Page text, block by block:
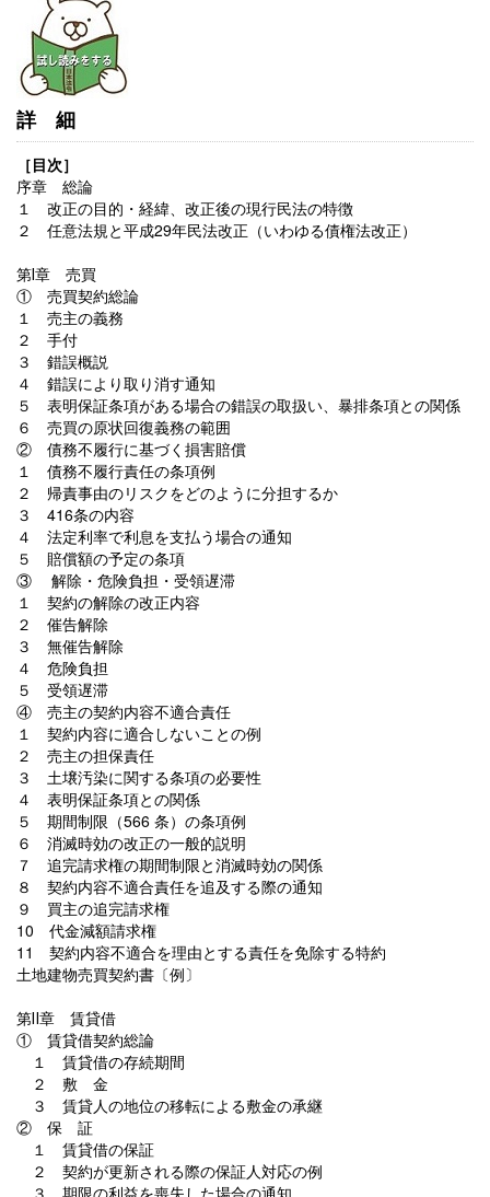
詳細
［目次］
序章 総論
１ 改正の目的・経緯、改正後の現行民法の特徴
２ 任意法規と平成29年民法改正（いわゆる債権法改正）
第Ⅰ章 売買
① 売買契約総論
１ 売主の義務
２ 手付
３ 錯誤概説
４ 錯誤により取り消す通知
５ 表明保証条項がある場合の錯誤の取扱い、暴排条項との関係
６ 売買の原状回復義務の範囲
② 債務不履行に基づく損害賠償
１ 債務不履行責任の条項例
２ 帰責事由のリスクをどのように分担するか
３ 416条の内容
４ 法定利率で利息を支払う場合の通知
５ 賠償額の予定の条項
③ 解除・危険負担・受領遅滞
１ 契約の解除の改正内容
２ 催告解除
３ 無催告解除
４ 危険負担
５ 受領遅滞
④ 売主の契約内容不適合責任
１ 契約内容に適合しないことの例
２ 売主の担保責任
３ 土壌汚染に関する条項の必要性
４ 表明保証条項との関係
５ 期間制限（566 条）の条項例
６ 消滅時効の改正の一般的説明
７ 追完請求権の期間制限と消滅時効の関係
８ 契約内容不適合責任を追及する際の通知
９ 買主の追完請求権
10 代金減額請求権
11 契約内容不適合を理由とする責任を免除する特約
土地建物売買契約書〔例〕
第Ⅱ章 賃貸借
① 賃貸借契約総論
１ 賃貸借の存続期間
２ 敷 金
３ 賃貸人の地位の移転による敷金の承継
② 保 証
１ 賃貸借の保証
２ 契約が更新される際の保証人対応の例
３ 期限の利益を喪失した場合の通知